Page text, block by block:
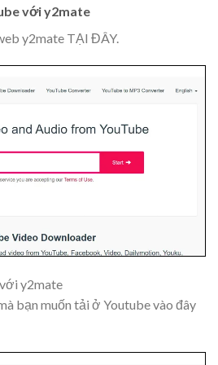
với y2mate
y2mate TẠI ĐÂY.
y2mate
bạn muốn tải ở Youtube vào đây